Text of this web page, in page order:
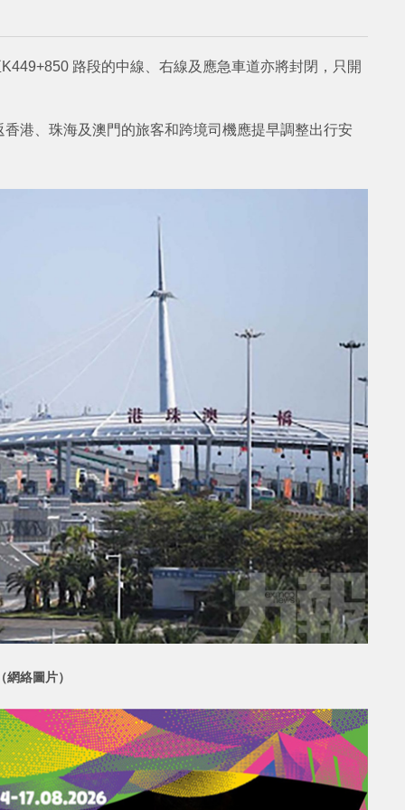
路段的中線、右線及應急車道亦將封閉，只開
港、珠海及澳門的旅客和跨境司機應提早調整出行安
網絡圖片）